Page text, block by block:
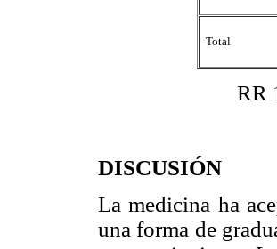
Total
RR 1,99
DISCUSIÓN
La medicina ha
una forma de